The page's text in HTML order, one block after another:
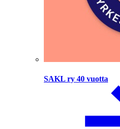
SAKL ry 40 vuotta